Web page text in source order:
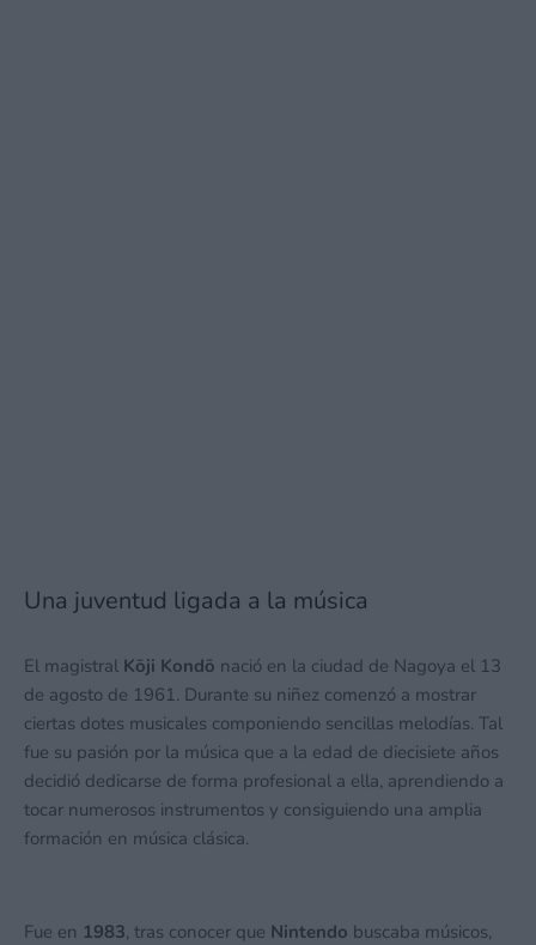
Una juventud ligada a la música
El magistral Kōji Kondō nació en la ciudad de Nagoya el 13
de agosto de 1961. Durante su niñez comenzó a mostrar
ciertas dotes musicales componiendo sencillas melodías. Tal
fue su pasión por la música que a la edad de diecisiete años
decidió dedicarse de forma profesional a ella, aprendiendo a
tocar numerosos instrumentos y consiguiendo una amplia
formación en música clásica.
Fue en 1983, tras conocer que Nintendo buscaba músicos,